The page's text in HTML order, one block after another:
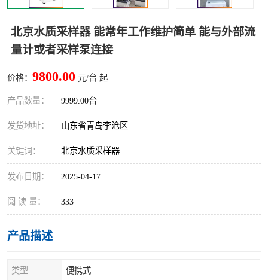
北京水质采样器 能常年工作维护简单 能与外部流
量计或者采样泵连接
价格： 9800.00 元/台 起
产品数量： 9999.00台
发货地址： 山东省青岛李沧区
关键词： 北京水质采样器
发布日期： 2025-04-17
阅 读 量： 333
产品描述
类型 便携式
新宇宙仪器
烟尘净化器